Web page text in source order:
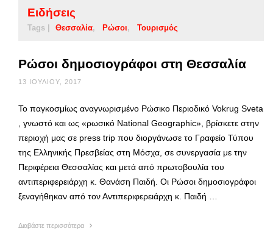
Ειδήσεις
Tags | Θεσσαλία Ρώσοι Τουρισμός
Ρώσοι δημοσιογράφοι στη Θεσσαλία
13 ΙΟΥΛΊΟΥ, 2017
Το παγκοσμίως αναγνωρισμένο Ρώσικο Περιοδικό Vokrug Sveta
, γνωστό και ως «ρωσικό National Geographic», βρίσκετε στην
περιοχή μας σε press trip που διοργάνωσε το Γραφείο Τύπου
της Ελληνικής Πρεσβείας στη Μόσχα, σε συνεργασία με την
Περιφέρεια Θεσσαλίας και μετά από πρωτοβουλία του
αντιπεριφερειάρχη κ. Θανάση Παιδή. Οι Ρώσοι δημοσιογράφοι
ξεναγήθηκαν από τον Αντιπεριφερειάρχη κ. Παιδή …
Διαβάστε περισσότερα